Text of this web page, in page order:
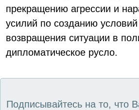
прекращению агрессии и
усилий по созданию
возвращения ситуации в
дипломатическое русло.
Подписывайтесь на то, что